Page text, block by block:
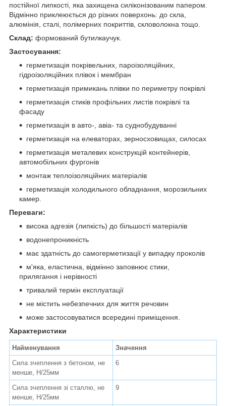
постійної липкості, яка захищена силіконізованим папером.
Відмінно приклеюється до різних поверхонь: до скла,
алюмінія, сталі, полімерних покриттів, скловолокна тощо.
Склад: формований бутилкаучук.
Застосування:
герметизація покрівельних, пароізоляційних,
гідроізоляційних плівок і мембран
герметизація примикань плівки по периметру покрівлі
герметизація стиків профільних листів покрівлі та
фасаду
герметизація в авто-, авіа- та суднобудуванні
герметизація на елеваторах, зерносховищах, силосах
герметизація металевих конструкцій контейнерів,
автомобільних фургонів
монтаж теплоізоляційних матеріалів
герметизація холодильного обладнання, морозильних
камер.
Переваги:
висока адгезія (липкість) до більшості матеріалів
водонепроникність
має здатність до самогерметизації у випадку проколів
м'яка, еластична, відмінно заповнює стики,
прилягання і нерівності
тривалий термін експлуатації
не містить небезпечних для життя речовин
може застосовуватися всередині приміщення.
Характеристики
Найменування
Значення
Сила зчеплення з бетоном, не
менше, Н/25мм
6
Сила зчеплення зі сталлю, не
менше, Н/25мм
9